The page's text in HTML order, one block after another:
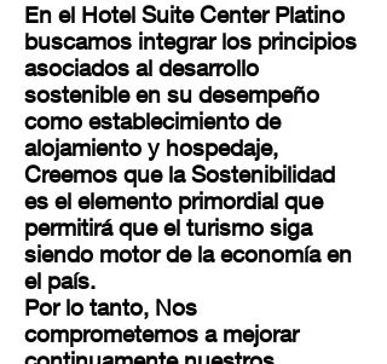
En el Hotel Suite Center Platino
buscamos integrar los principios
asociados al desarrollo
sostenible en su desempeño
como establecimiento de
alojamiento y hospedaje,
Creemos que la Sostenibilidad
es el elemento primordial que
permitirá que el turismo siga
siendo motor de la economía en
el país.
Por lo tanto, Nos
comprometemos a mejorar